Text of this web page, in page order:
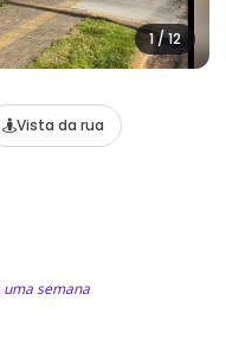
1/12
Vista da rua
uma semana